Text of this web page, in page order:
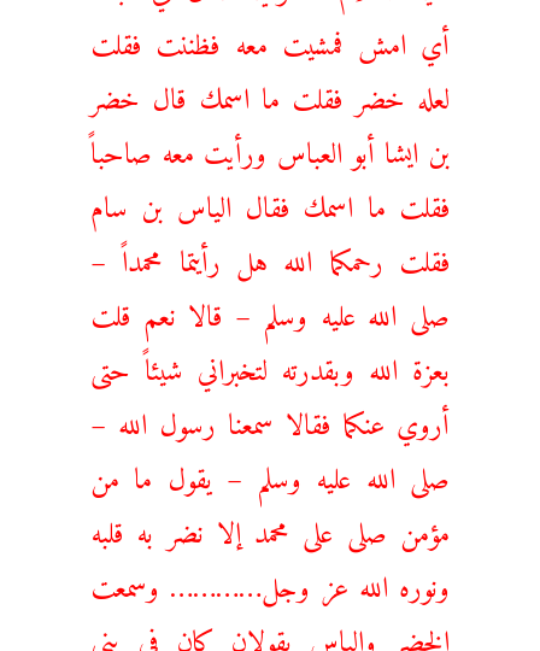
أي امش فمشيت معه فظننت فقلت
لعله خضر فقلت ما اسمك قال خضر
بن ايشا أبو العباس ورأيت معه صاحباً
فقلت ما اسمك فقال الياس بن سام
فقلت رحمكما الله هل رأيتما محمداً –
صلى الله عليه وسلم – قالا نعم قلت
بعزة الله وبقدرته لتخبراني شيئاً حتى
أروي عنكما فقالا سمعنا رسول الله –
صلى الله عليه وسلم – يقول ما من
مؤمن صلى على محمد إلا نضر به قلبه
ونوره الله عز وجل………… وسمعت
الخضر والياس يقولان كان في بني